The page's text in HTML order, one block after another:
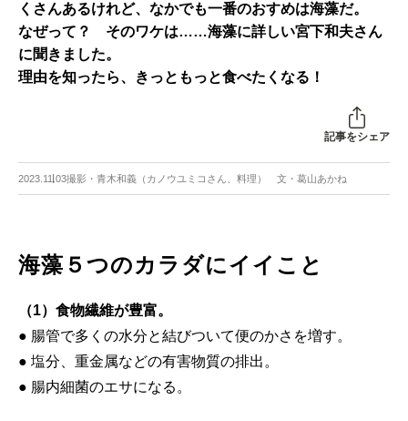
くさんあるけれど、なかでも一番のおすめは海藻だ。
なぜって？ そのワケは……海藻に詳しい宮下和夫さん
に聞きました。
理由を知ったら、きっともっと食べたくなる！
記事をシェア
2023.11.03撮影・青木和義（カノウユミコさん、料理） 文・葛山あかね
海藻５つのカラダにイイこと
（1）食物繊維が豊富。
● 腸管で多くの水分と結びついて便のかさを増す。
● 塩分、重金属などの有害物質の排出。
● 腸内細菌のエサになる。